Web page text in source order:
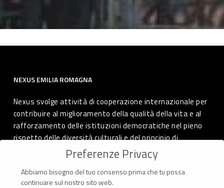
NEXUS EMILIA ROMAGNA
Nexus svolge attività di cooperazione internazionale per
contribuire al miglioramento della qualità della vita e al
rafforzamento delle istituzioni democratiche nel pieno
rispetto delle diversità culturali e del principio di
autodeterminazione dei popoli.
Preferenze Privacy
Abbiamo bisogno del tuo consenso prima che tu possa
continuare sul nostro sito web.